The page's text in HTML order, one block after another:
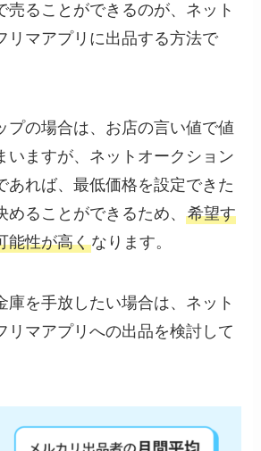
売ることができるのが、ネット
リマアプリに出品する方法で
プの場合は、お店の言い値で値
いますが、ネットオークション
あれば、最低価格を設定できた
めることができるため、希望す
能性が高くなります。
庫を手放したい場合は、ネット
リマアプリへの出品を検討して